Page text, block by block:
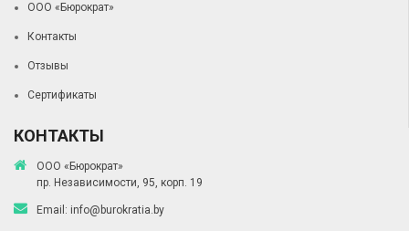
ООО «Бюрократ»
Контакты
Отзывы
Сертификаты
КОНТАКТЫ
ООО «Бюрократ»
пр. Независимости, 95, корп. 19
Email: info@burokratia.by